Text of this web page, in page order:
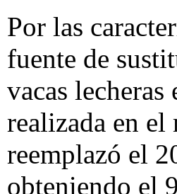
Por las
fuente de
vacas
realizada en el
reemplazó el
obteniendo el